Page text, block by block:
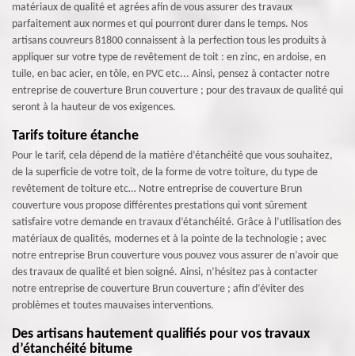
matériaux de qualité et agrées afin de vous assurer des travaux
parfaitement aux normes et qui pourront durer dans le temps. Nos
artisans couvreurs 81800 connaissent à la perfection tous les produits à
appliquer sur votre type de revêtement de toit : en zinc, en ardoise, en
tuile, en bac acier, en tôle, en PVC etc... Ainsi, pensez à contacter notre
entreprise de couverture Brun couverture ; pour des travaux de qualité qui
seront à la hauteur de vos exigences.
Tarifs toiture étanche
Pour le tarif, cela dépend de la matière d’étanchéité que vous souhaitez,
de la superficie de votre toit, de la forme de votre toiture, du type de
revêtement de toiture etc… Notre entreprise de couverture Brun
couverture vous propose différentes prestations qui vont sûrement
satisfaire votre demande en travaux d’étanchéité. Grâce à l’utilisation des
matériaux de qualités, modernes et à la pointe de la technologie ; avec
notre entreprise Brun couverture vous pouvez vous assurer de n’avoir que
des travaux de qualité et bien soigné. Ainsi, n’hésitez pas à contacter
notre entreprise de couverture Brun couverture ; afin d’éviter des
problèmes et toutes mauvaises interventions.
Des artisans hautement qualifiés pour vos travaux
d’étanchéité bitume